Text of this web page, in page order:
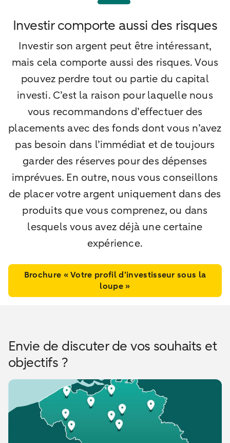
Investir comporte aussi des risques
Investir son argent peut être intéressant,
mais cela comporte aussi des risques. Vous
pouvez perdre tout ou partie du capital
investi. C’est la raison pour laquelle nous
vous recommandons d’effectuer des
placements avec des fonds dont vous n’avez
pas besoin dans l’immédiat et de toujours
garder des réserves pour des dépenses
imprévues. En outre, nous vous conseillons
de placer votre argent uniquement dans des
produits que vous comprenez, ou dans
lesquels vous avez déjà une certaine
expérience.
Brochure « Votre profil d’investisseur sous la
loupe »
Envie de discuter de vos souhaits et
objectifs ?